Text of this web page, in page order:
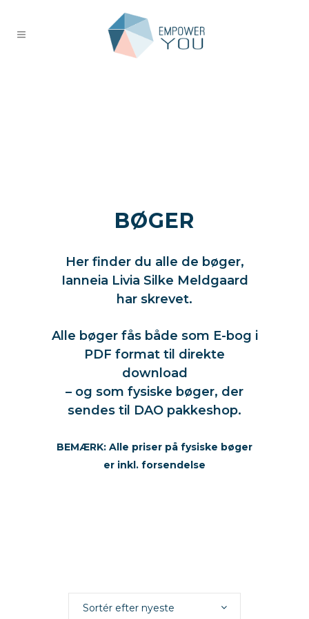
BØGER
Her finder du alle de bøger,
Ianneia Livia Silke Meldgaard
har skrevet.
Alle bøger fås både som E-bog i
PDF format til direkte
download
– og som fysiske bøger, der
sendes til DAO pakkeshop.
BEMÆRK: Alle priser på fysiske bøger
er inkl. forsendelse
Sortér efter nyeste